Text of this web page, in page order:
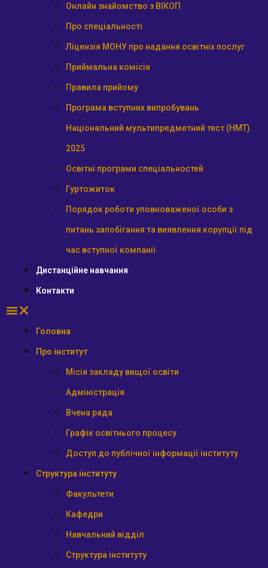
Онлайн знайомство з ВІКОП
Про спеціальності
Ліцензія МОНУ про надання освітніх послуг
Приймальна комісія
Правила прийому
Програма вступних випробувань
Національний мультипредметний тест (НМТ)
2025
Освітні програми спеціальностей
Гуртожиток
Порядок роботи уповноваженої особи з
питань запобігання та виявлення корупції під
час вступної компанії
Дистанційне навчання
Контакти
Головна
Про інститут
Місія закладу вищої освіти
Адміністрація
Вчена рада
Графік освітнього процесу
Доступ до публічної інформації інституту
Структура інституту
Факультети
Кафедри
Навчальний відділ
Структура інституту